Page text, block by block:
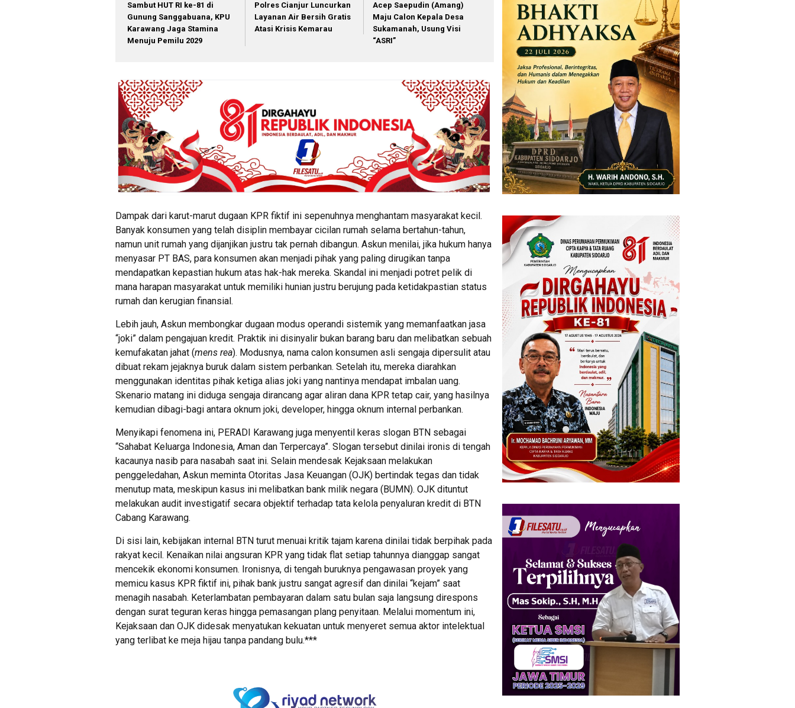
Sambut HUT RI ke-81 di
Gunung Sanggabuana, KPU
Karawang Jaga Stamina
Menuju Pemilu 2029
Polres Cianjur Luncurkan
Layanan Air Bersih Gratis
Atasi Krisis Kemarau
Acep Saepudin (Amang)
Maju Calon Kepala Desa
Sukamanah, Usung Visi
“ASRI”
Dampak dari karut-marut dugaan KPR fiktif ini sepenuhnya menghantam masyarakat kecil.
Banyak konsumen yang telah disiplin membayar cicilan rumah selama bertahun-tahun,
namun unit rumah yang dijanjikan justru tak pernah dibangun. Askun menilai, jika hukum hanya
menyasar PT BAS, para konsumen akan menjadi pihak yang paling dirugikan tanpa
mendapatkan kepastian hukum atas hak-hak mereka. Skandal ini menjadi potret pelik di
mana harapan masyarakat untuk memiliki hunian justru berujung pada ketidakpastian status
rumah dan kerugian finansial.
Lebih jauh, Askun membongkar dugaan modus operandi sistemik yang memanfaatkan jasa
“joki” dalam pengajuan kredit. Praktik ini disinyalir bukan barang baru dan melibatkan sebuah
kemufakatan jahat (mens rea). Modusnya, nama calon konsumen asli sengaja dipersulit atau
dibuat rekam jejaknya buruk dalam sistem perbankan. Setelah itu, mereka diarahkan
menggunakan identitas pihak ketiga alias joki yang nantinya mendapat imbalan uang.
Skenario matang ini diduga sengaja dirancang agar aliran dana KPR tetap cair, yang hasilnya
kemudian dibagi-bagi antara oknum joki, developer, hingga oknum internal perbankan.
Menyikapi fenomena ini, PERADI Karawang juga menyentil keras slogan BTN sebagai
“Sahabat Keluarga Indonesia, Aman dan Terpercaya”. Slogan tersebut dinilai ironis di tengah
kacaunya nasib para nasabah saat ini. Selain mendesak Kejaksaan melakukan
penggeledahan, Askun meminta Otoritas Jasa Keuangan (OJK) bertindak tegas dan tidak
menutup mata, meskipun kasus ini melibatkan bank milik negara (BUMN). OJK dituntut
melakukan audit investigatif secara objektif terhadap tata kelola penyaluran kredit di BTN
Cabang Karawang.
Di sisi lain, kebijakan internal BTN turut menuai kritik tajam karena dinilai tidak berpihak pada
rakyat kecil. Kenaikan nilai angsuran KPR yang tidak flat setiap tahunnya dianggap sangat
mencekik ekonomi konsumen. Ironisnya, di tengah buruknya pengawasan proyek yang
memicu kasus KPR fiktif ini, pihak bank justru sangat agresif dan dinilai “kejam” saat
menagih nasabah. Keterlambatan pembayaran dalam satu bulan saja langsung direspons
dengan surat teguran keras hingga pemasangan plang penyitaan. Melalui momentum ini,
Kejaksaan dan OJK didesak menyatukan kekuatan untuk menyeret semua aktor intelektual
yang terlibat ke meja hijau tanpa pandang bulu.***